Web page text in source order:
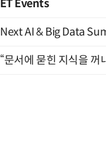
ET Events
Next AI & Big Data
“문서에 묻힌 지식을